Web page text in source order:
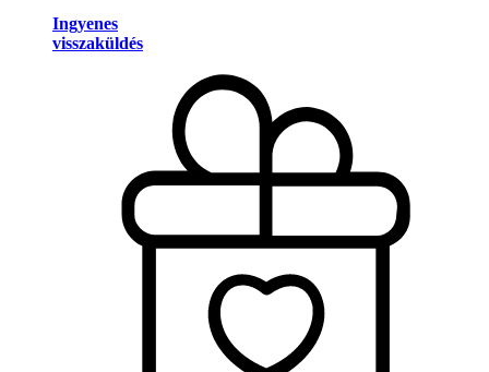
Ingyenes
visszaküldés